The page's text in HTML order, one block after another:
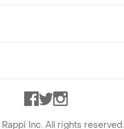
Facebook
TwitterInstagram
Rappi Inc. All rights reserved.